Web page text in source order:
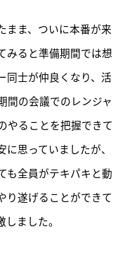
まま、ついに本番が来
みると準備期間では想
同士が仲良くなり、活
間の会議でのレンジャ
やることを把握できて
思っていましたが、
も全員がテキパキと動
り遂げることができて
ました。